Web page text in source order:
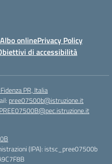
Albo onlinePrivacy Policy
di accessibilità
PR, Italia
pree07500b@istruzione.it
PREE07500B@pec.istruzione.it
(IPA): istsc_pree07500b